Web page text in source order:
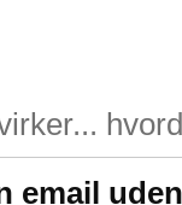
email